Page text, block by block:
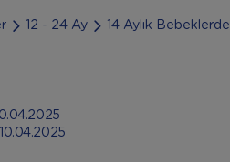
12 - 24 Ay 14 Aylık
10.04.2025
10.04.2025